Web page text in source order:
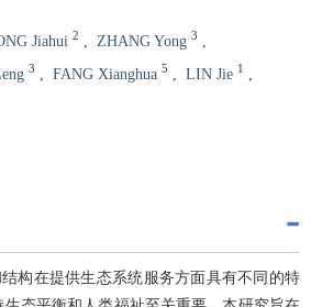
Jiahui 2 ZHANG Yong 3
3 FANG Xianghua 5 LIN Jie 1
结构在提供生态系统服务方面具有不同的特